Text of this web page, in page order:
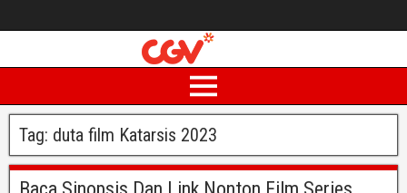
Tag: duta film Katarsis 2023